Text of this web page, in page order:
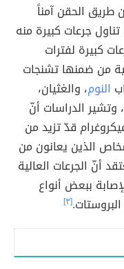
طريق الحقن آمناً
جرعات كبيرة منه
كبيرة لفترات
من ضمنها تشنجات
النوم، والغثيان،
وتشير الدراسات أنّ
جرعة تصل إلى 800-1,200 ميكروغرام قدّ تزيد من
الذين يعانون من
أنّ الجرعات العالية
ببعض أنواع
[٣]